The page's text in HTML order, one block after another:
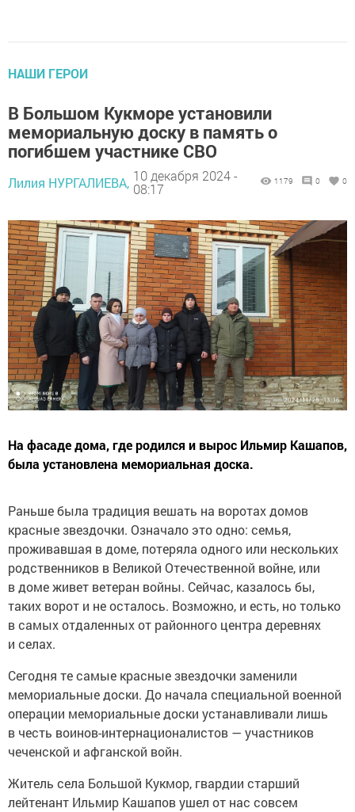
НАШИ ГЕРОИ
В Большом Кукморе установили
мемориальную доску в память о
погибшем участнике СВО
Лилия НУРГАЛИЕВА, 10 декабря 2024 -
08:17
1179 0 0
На фасаде дома, где родился и вырос Ильмир Кашапов,
была установлена мемориальная доска.
Раньше была традиция вешать на воротах домов
красные звездочки. Означало это одно: семья,
проживавшая в доме, потеряла одного или нескольких
родственников в Великой Отечественной войне, или
в доме живет ветеран войны. Сейчас, казалось бы,
таких ворот и не осталось. Возможно, и есть, но только
в самых отдаленных от районного центра деревнях
и селах.
Сегодня те самые красные звездочки заменили
мемориальные доски. До начала специальной военной
операции мемориальные доски устанавливали лишь
в честь воинов-интернационалистов — участников
чеченской и афганской войн.
Житель села Большой Кукмор, гвардии старший
лейтенант Ильмир Кашапов ушел от нас совсем